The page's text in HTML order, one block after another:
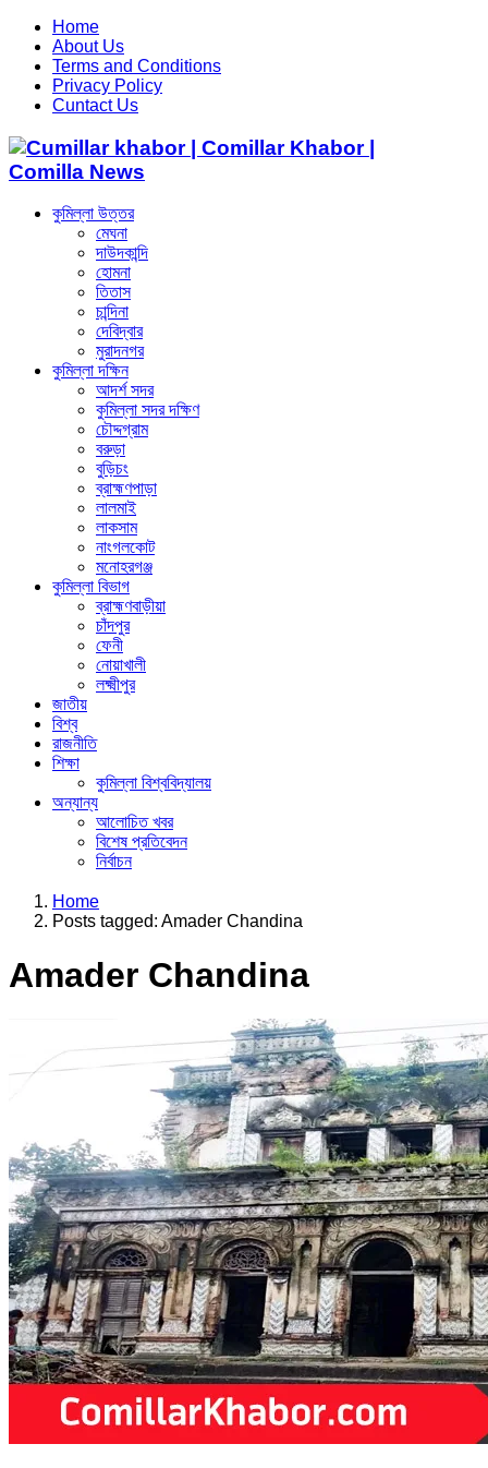
Home
About Us
Terms and Conditions
Privacy Policy
Cuntact Us
কুমিল্লা উত্তর
মেঘনা
দাউদকান্দি
হোমনা
তিতাস
চান্দিনা
দেবিদ্বার
মুরাদনগর
কুমিল্লা দক্ষিন
আদর্শ সদর
কুমিল্লা সদর দক্ষিণ
চৌদ্দগ্রাম
বরুড়া
বুড়িচং
ব্রাহ্মণপাড়া
লালমাই
লাকসাম
নাংগলকোট
মনোহরগঞ্জ
কুমিল্লা বিভাগ
ব্রাহ্মণবাড়ীয়া
চাঁদপুর
ফেনী
নোয়াখালী
লক্ষ্মীপুর
জাতীয়
বিশ্ব
রাজনীতি
শিক্ষা
কুমিল্লা বিশ্ববিদ্যালয়
অন্যান্য
আলোচিত খবর
বিশেষ প্রতিবেদন
নির্বাচন
MenuHome
Posts tagged: Amader Chandina
Amader Chandina